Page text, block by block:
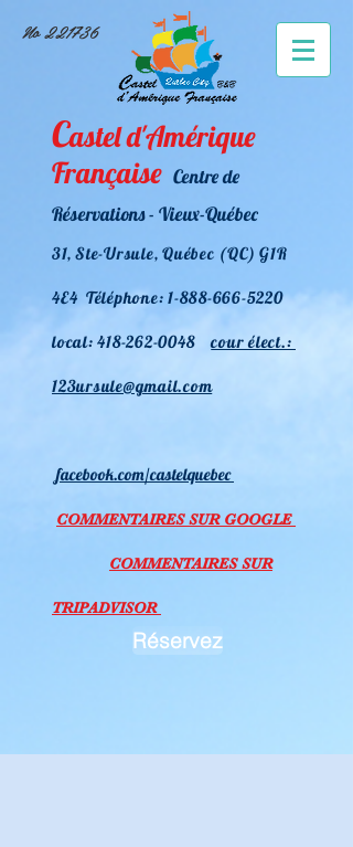
Castel d'Amérique
Française Centre de
Réservations - Vieux-Québec
31, Ste-Ursule, Québec (QC) G1R
4E4 Téléphone: 1-888-666-5220
local:418-262-0048 cour élect.:
123ursule@gmail.com
facebook.com/castelquebec
COMMENTAIRES SUR GOOGLE
COMMENTAIRES SUR
TRIPADVISOR
Réservez
No 221736